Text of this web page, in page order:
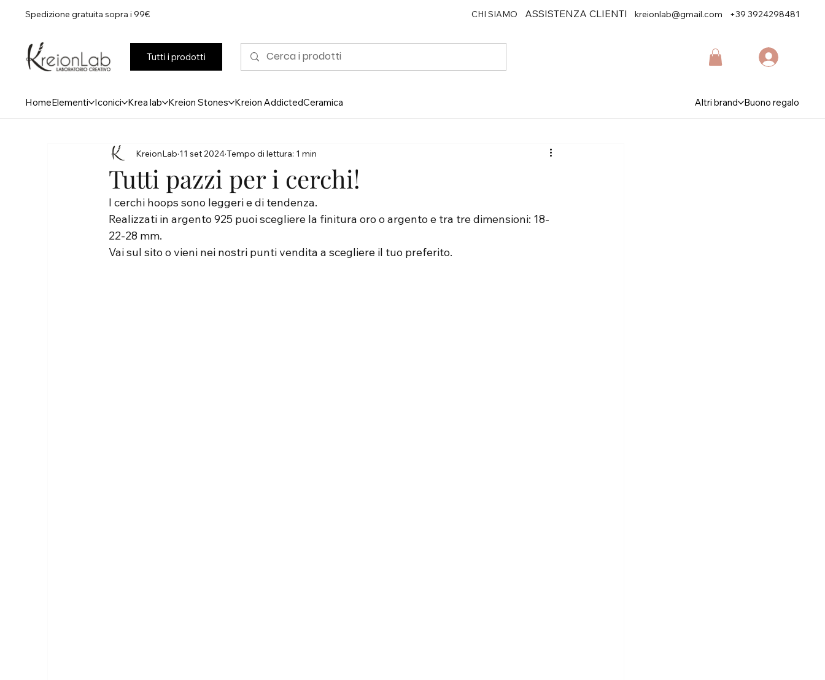
Spedizione gratuita sopra i 99€ CHI SIAMO ASSISTENZA CLIENTI kreionlab@gmail.com +39 3924298481
Tutti i prodotti
HomeElementi Iconici Krea lab Kreion Stones Kreion AddictedCeramica Altri brand Buono regalo
Tutti pazzi per i cerchi!
KreionLab 11 set 2024Tempo di lettura: 1 min
I cerchi hoops sono leggeri e di tendenza.
Realizzati in argento 925 puoi scegliere la finitura oro o argento e tra tre dimensioni: 18-
22-28 mm.
Vai sul sito o vieni nei nostri punti vendita a scegliere il tuo preferito.